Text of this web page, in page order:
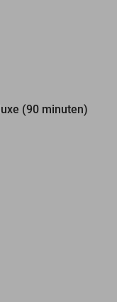
(90 minuten)